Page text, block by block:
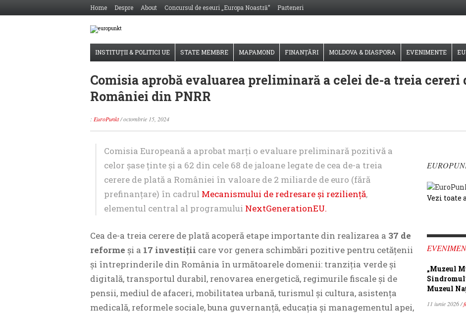
Home Despre About Concursul de eseuri „Europa Noastră” Parteneri
INSTITUȚII & POLITICI UE STATE MEMBRE MAPAMOND FINANȚĂRI MOLDOVA & DIASPORA EVENIMENTE
Comisia aprobă evaluarea preliminară a celei de-a treia cereri
României din PNRR
: EuroPunkt/octombrie 15, 2024
Comisia Europeană a aprobat marți o evaluare preliminară pozitivă a
celor șase ținte și a 62 din cele 68 de jaloane legate de cea de-a treia
cerere de plată a României în valoare de 2 miliarde de euro (fără
prefinanțare) în cadrul Mecanismului de redresare și reziliență,
elementul central al programului NextGenerationEU.
Cea de-a treia cerere de plată acoperă etape importante din realizarea a 37 de
reforme și a 17 investiții care vor genera schimbări pozitive pentru cetățenii
și întreprinderile din România în următoarele domenii: tranziția verde și
digitală, transportul durabil, renovarea energetică, regimurile fiscale și de
pensii, mediul de afaceri, mobilitatea urbană, turismul și cultura, asistența
medicală, reformele sociale, buna guvernanță, educația și managementul apei,
Vezi toate
„Muzeul
Muzeul
11 iunie 2026 /